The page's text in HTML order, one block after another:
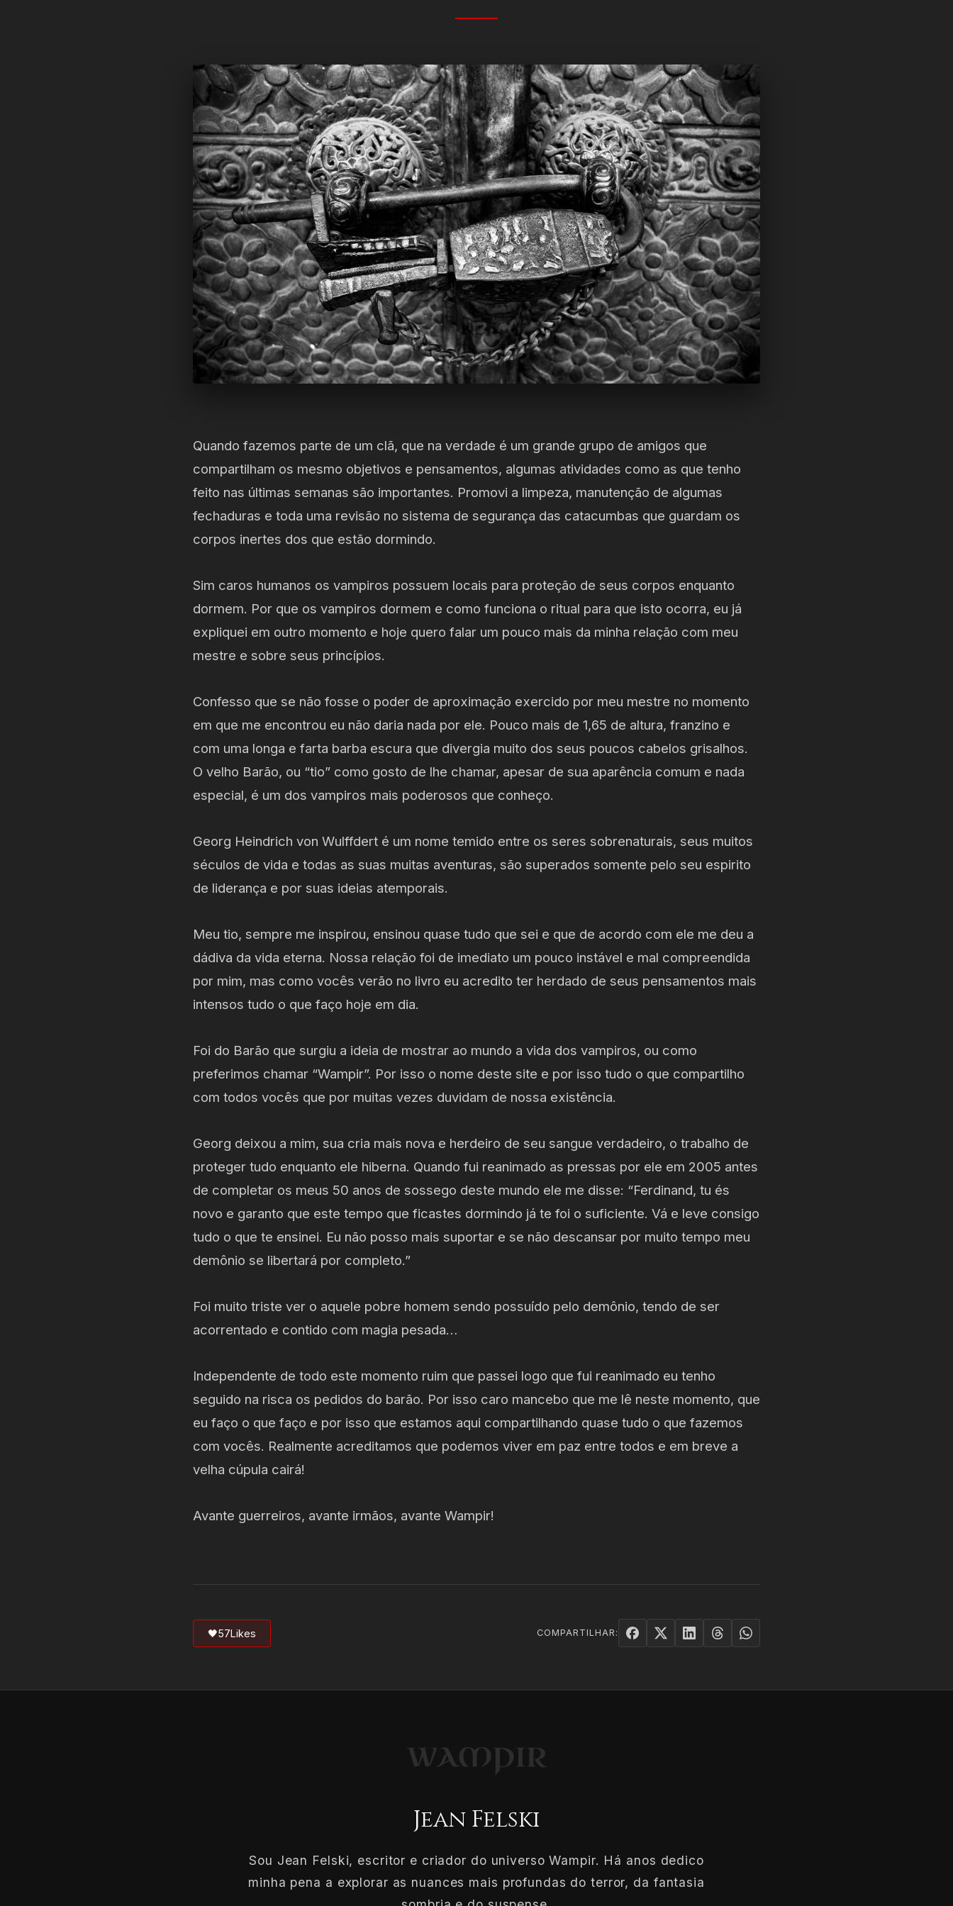
Quando fazemos parte de um clã, que na verdade é um grande grupo de amigos que
compartilham os mesmo objetivos e pensamentos, algumas atividades como as que tenho
feito nas últimas semanas são importantes. Promovi a limpeza, manutenção de algumas
fechaduras e toda uma revisão no sistema de segurança das catacumbas que guardam os
corpos inertes dos que estão dormindo.
Sim caros humanos os vampiros possuem locais para proteção de seus corpos enquanto
dormem. Por que os vampiros dormem e como funciona o ritual para que isto ocorra, eu já
expliquei em outro momento e hoje quero falar um pouco mais da minha relação com meu
mestre e sobre seus princípios.
Confesso que se não fosse o poder de aproximação exercido por meu mestre no momento
em que me encontrou eu não daria nada por ele. Pouco mais de 1,65 de altura, franzino e
com uma longa e farta barba escura que divergia muito dos seus poucos cabelos grisalhos.
O velho Barão, ou “tio” como gosto de lhe chamar, apesar de sua aparência comum e nada
especial, é um dos vampiros mais poderosos que conheço.
Georg Heindrich von Wulffdert é um nome temido entre os seres sobrenaturais, seus muitos
séculos de vida e todas as suas muitas aventuras, são superados somente pelo seu espirito
de liderança e por suas ideias atemporais.
Meu tio, sempre me inspirou, ensinou quase tudo que sei e que de acordo com ele me deu a
dádiva da vida eterna. Nossa relação foi de imediato um pouco instável e mal compreendida
por mim, mas como vocês verão no livro eu acredito ter herdado de seus pensamentos mais
intensos tudo o que faço hoje em dia.
Foi do Barão que surgiu a ideia de mostrar ao mundo a vida dos vampiros, ou como
preferimos chamar “Wampir”. Por isso o nome deste site e por isso tudo o que compartilho
com todos vocês que por muitas vezes duvidam de nossa existência.
Georg deixou a mim, sua cria mais nova e herdeiro de seu sangue verdadeiro, o trabalho de
proteger tudo enquanto ele hiberna. Quando fui reanimado as pressas por ele em 2005 antes
de completar os meus 50 anos de sossego deste mundo ele me disse: “Ferdinand, tu és
novo e garanto que este tempo que ficastes dormindo já te foi o suficiente. Vá e leve consigo
tudo o que te ensinei. Eu não posso mais suportar e se não descansar por muito tempo meu
demônio se libertará por completo.”
Foi muito triste ver o aquele pobre homem sendo possuído pelo demônio, tendo de ser
acorrentado e contido com magia pesada…
Independente de todo este momento ruim que passei logo que fui reanimado eu tenho
seguido na risca os pedidos do barão. Por isso caro mancebo que me lê neste momento, que
eu faço o que faço e por isso que estamos aqui compartilhando quase tudo o que fazemos
com vocês. Realmente acreditamos que podemos viver em paz entre todos e em breve a
velha cúpula cairá!
Avante guerreiros, avante irmãos, avante Wampir!
🖤57Likes COMPARTILHAR:
Jean Felski
Sou Jean Felski, escritor e criador do universo Wampir. Há anos dedico
minha pena a explorar as nuances mais profundas do terror, da fantasia